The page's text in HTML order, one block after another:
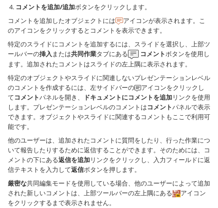
コメントを追加/追加ボタンをクリックします。
コメントを追加したオブジェクトには
アイコンが表示されます。こ
のアイコンをクリックするとコメントを表示できます。
特定のスライドにコメントを追加するには、スライドを選択し、上部ツ
ールバーの挿入または共同作業タブにある コメントボタンを使用し
ます。追加されたコメントはスライドの左上隅に表示されます。
特定のオブジェクトやスライドに関連しないプレゼンテーションレベル
のコメントを作成するには、左サイドバーの
アイコンをクリックし
てコメントパネルを開き、 ドキュメントにコメントを追加リンクを使用
します。プレゼンテーションレベルのコメントはコメントパネルで表示
できます。オブジェクトやスライドに関連するコメントもここで利用可
能です。
他のユーザーは、追加されたコメントに質問をしたり、行った作業につ
いて報告したりするために返信することができます。そのためには、コ
メントの下にある返信を追加リンクをクリックし、入力フィールドに返
信テキストを入力して返信ボタンを押します。
厳密な共同編集モードを使用している場合、他のユーザーによって追加
された新しいコメントは、上部ツールバーの左上隅にある
アイコン
をクリックするまで表示されません。